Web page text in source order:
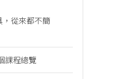
從來都不簡
課程總覽